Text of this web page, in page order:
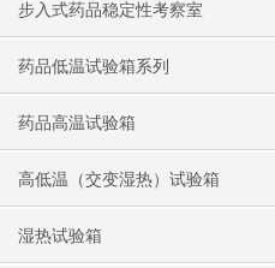
步入式药品稳定性考察室
药品低温试验箱系列
药品高温试验箱
高低温（交变湿热）试验箱
湿热试验箱